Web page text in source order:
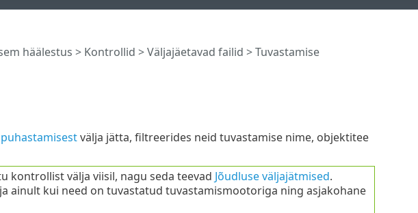
häälestus > Kontrollid >Väljajäetavad failid > Tuvastamise
puhastamisestvälja jätta, filtreerides neid tuvastamise nime, objektitee
kontrollist välja viisil, nagu seda teevad Jõudluse väljajätmised.
ainult kui need on tuvastatud tuvastamismootoriga ning asjakohane